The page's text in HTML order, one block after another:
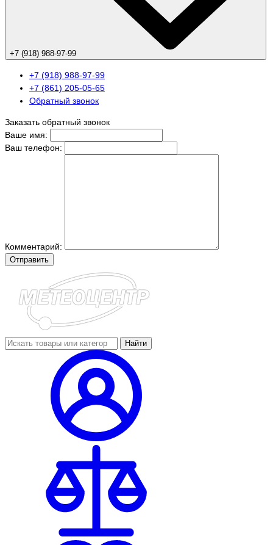
+7 (918) 988-97-99
+7 (918) 988-97-99
+7 (861) 205-05-65
Обратный звонок
Заказать обратный звонок
Ваше имя:
Ваш телефон:
Комментарий:
Отправить
Найти